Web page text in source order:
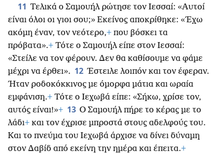
11 Τελικά ο Σαμουήλ ρώτησε τον Ιεσσαί: «Αυτοί
είναι όλοι οι γιοι σου;» Εκείνος αποκρίθηκε: «Έχω
ακόμη έναν, τον νεότερο,+ που βόσκει τα
πρόβατα».+ Τότε ο Σαμουήλ είπε στον Ιεσσαί:
«Στείλε να τον φέρουν. Δεν θα καθίσουμε να φάμε
μέχρι να έρθει». 12 Έστειλε λοιπόν και τον έφεραν.
Ήταν ροδοκόκκινος με όμορφα μάτια και ωραία
εμφάνιση.+ Τότε ο Ιεχωβά είπε: «Σήκω, χρίσε τον,
αυτός είναι!»+ 13 Ο Σαμουήλ πήρε το κέρας με το
λάδι+ και τον έχρισε μπροστά στους αδελφούς του.
Και το πνεύμα του Ιεχωβά άρχισε να δίνει δύναμη
στον Δαβίδ από εκείνη την ημέρα και έπειτα.+